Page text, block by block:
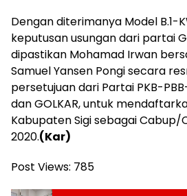
Dengan diterimanya Model B.1-
keputusan usungan dari partai
dipastikan Mohamad Irwan
Samuel Yansen Pongi secara
persetujuan dari Partai PKB-
dan GOLKAR, untuk
Kabupaten Sigi sebagai Cabup/
2020.(Kar)
Post Views: 785